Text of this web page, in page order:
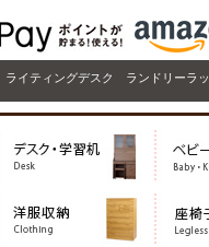
ライティングデスク ランドリーラ